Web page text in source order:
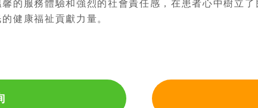
的服務體驗和強烈的社會責任感，在患者心中樹立
健康福祉貢獻力量。